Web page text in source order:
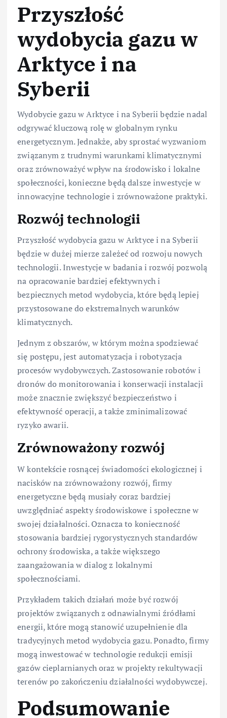
Przyszłość
wydobycia gazu w
Arktyce i na
Syberii
Wydobycie gazu w Arktyce i na Syberii będzie nadal
odgrywać kluczową rolę w globalnym rynku
energetycznym. Jednakże, aby sprostać wyzwaniom
związanym z trudnymi warunkami klimatycznymi
oraz zrównoważyć wpływ na środowisko i lokalne
społeczności, konieczne będą dalsze inwestycje w
innowacyjne technologie i zrównoważone praktyki.
Rozwój technologii
Przyszłość wydobycia gazu w Arktyce i na Syberii
będzie w dużej mierze zależeć od rozwoju nowych
technologii. Inwestycje w badania i rozwój pozwolą
na opracowanie bardziej efektywnych i
bezpiecznych metod wydobycia, które będą lepiej
przystosowane do ekstremalnych warunków
klimatycznych.
Jednym z obszarów, w którym można spodziewać
się postępu, jest automatyzacja i robotyzacja
procesów wydobywczych. Zastosowanie robotów i
dronów do monitorowania i konserwacji instalacji
może znacznie zwiększyć bezpieczeństwo i
efektywność operacji, a także zminimalizować
ryzyko awarii.
Zrównoważony rozwój
W kontekście rosnącej świadomości ekologicznej i
nacisków na zrównoważony rozwój, firmy
energetyczne będą musiały coraz bardziej
uwzględniać aspekty środowiskowe i społeczne w
swojej działalności. Oznacza to konieczność
stosowania bardziej rygorystycznych standardów
ochrony środowiska, a także większego
zaangażowania w dialog z lokalnymi
społecznościami.
Przykładem takich działań może być rozwój
projektów związanych z odnawialnymi źródłami
energii, które mogą stanowić uzupełnienie dla
tradycyjnych metod wydobycia gazu. Ponadto, firmy
mogą inwestować w technologie redukcji emisji
gazów cieplarnianych oraz w projekty rekultywacji
terenów po zakończeniu działalności wydobywczej.
Podsumowanie